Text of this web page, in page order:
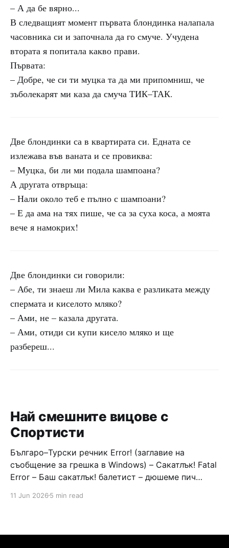
– А да бе вярно...
В следващият момент първата блондинка налапала
часовника си и започнала да го смуче. Учудена
втората я попитала какво прави.
Първата:
– Добре, че си ти муцка та да ми припомниш, че
зъболекарят ми каза да смуча ТИК–ТАК.
Две блондинки са в квартирата си. Едната се
излежава във ваната и се провиква:
– Муцка, би ли ми подала шампоана?
А другата отвръща:
– Нали около теб е пълно с шампоани?
– Е да ама на тях пише, че са за суха коса, а моята
вече я намокрих!
Две блондинки си говорили:
– Абе, ти знаеш ли Мила каква е разликата между
спермата и киселото мляко?
– Ами, не – казала другата.
– Ами, отиди си купи кисело мляко и ще
разбереш...
Най смешните вицове с
Спортисти
Българо–Турски речник Error! (заглавие на
съобщение за грешка в Windows) – Сакатлък! Fatal
Error – Баш сакатлък! балетист – дюшеме пич
Война и мир – Патаклама и рахатлък Cancel –
дявола – дур базик шаркан бабана сакатлък Двама
11 Jun 2026 5 min read